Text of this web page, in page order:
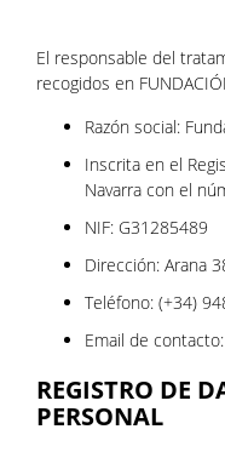
El responsable del
recogidos en
Razón social:
Inscrita en el
Navarra con el
NIF: G31285489
Dirección: Arana
Teléfono: (+34)
Email de contacto:
REGISTRO DE
PERSONAL